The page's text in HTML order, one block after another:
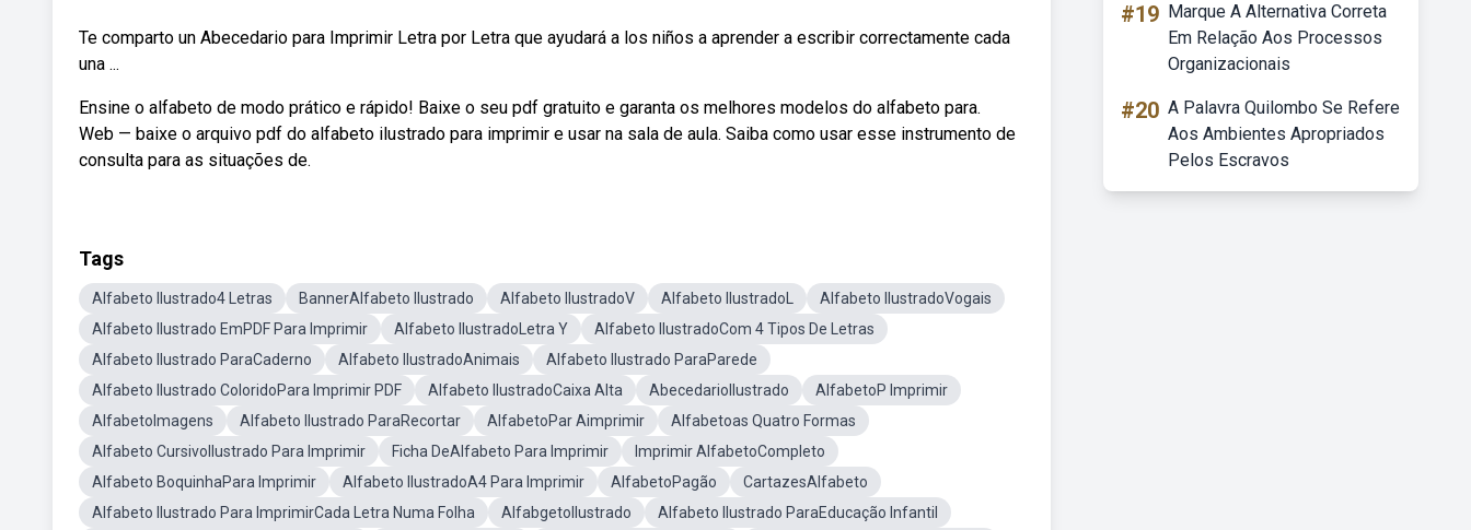
Te comparto un Abecedario para Imprimir Letra por Letra que ayudará a los niños a aprender a escribir correctamente cada
una ...
Ensine o alfabeto de modo prático e rápido! Baixe o seu pdf gratuito e garanta os melhores modelos do alfabeto para.
Web — baixe o arquivo pdf do alfabeto ilustrado para imprimir e usar na sala de aula. Saiba como usar esse instrumento de
consulta para as situações de.
Tags
Alfabeto Ilustrado4 Letras BannerAlfabeto Ilustrado Alfabeto IlustradoV Alfabeto IlustradoL
Alfabeto IlustradoVogais
Alfabeto Ilustrado EmPDF Para Imprimir
Alfabeto IlustradoLetra Y
Alfabeto IlustradoCom 4 Tipos De Letras
Alfabeto Ilustrado ParaCaderno
Alfabeto IlustradoAnimais
Alfabeto Ilustrado ParaParede
Alfabeto Ilustrado ColoridoPara Imprimir PDF
Alfabeto IlustradoCaixa Alta AbecedarioIlustrado
AlfabetoP Imprimir
AlfabetoImagens
Alfabeto Ilustrado ParaRecortar AlfabetoPar Aimprimir
Alfabetoas Quatro Formas
Alfabeto CursivoIlustrado Para Imprimir
Ficha DeAlfabeto Para Imprimir
Imprimir AlfabetoCompleto
Alfabeto BoquinhaPara Imprimir
Alfabeto IlustradoA4 Para Imprimir AlfabetoPagão
CartazesAlfabeto
Alfabeto Ilustrado Para ImprimirCada Letra Numa Folha
AlfabgetoIlustrado
Alfabeto Ilustrado ParaEducação Infantil
#19 Marque A Alternativa Correta
Em Relação Aos Processos
Organizacionais
#20 A Palavra Quilombo Se Refere
Aos Ambientes Apropriados
Pelos Escravos